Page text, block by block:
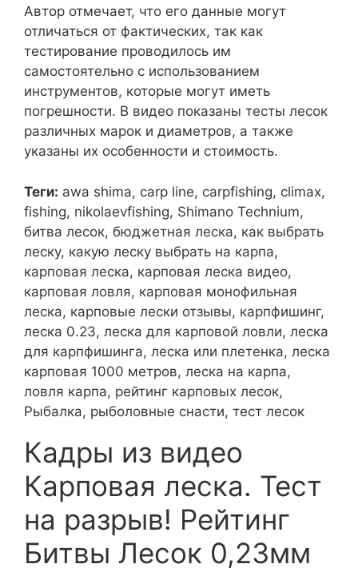
Автор отмечает, что его данные могут
отличаться от фактических, так как
тестирование проводилось им
самостоятельно с использованием
инструментов, которые могут иметь
погрешности. В видео показаны тесты лесок
различных марок и диаметров, а также
указаны их особенности и стоимость.
Теги: awa shima, carp line, carpfishing, climax,
fishing, nikolaevfishing, Shimano Technium,
битва лесок, бюджетная леска, как выбрать
леску, какую леску выбрать на карпа,
карповая леска, карповая леска видео,
карповая ловля, карповая монофильная
леска, карповые лески отзывы, карпфишинг,
леска 0.23, леска для карповой ловли, леска
для карпфишинга, леска или плетенка, леска
карповая 1000 метров, леска на карпа,
ловля карпа, рейтинг карповых лесок,
Рыбалка, рыболовные снасти, тест лесок
Кадры из видео
Карповая леска. Тест
на разрыв! Рейтинг
Битвы Лесок 0,23мм